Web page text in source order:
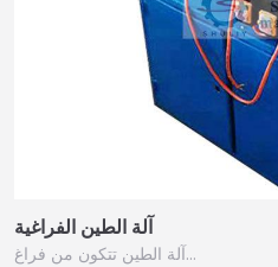
آلة الطين الفراغية
آلة الطين تتكون من فراغ…